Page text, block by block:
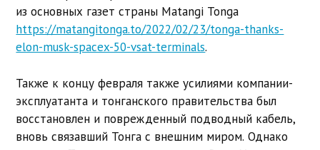
из основных газет страны Matangi Tonga
https://matangitonga.to/2022/02/23/tonga-thanks-
elon-musk-spacex-50-vsat-terminals.
Также к концу февраля также усилиями компании-
эксплуатанта и тонганского правительства был
восстановлен и поврежденный подводный кабель,
вновь связавший Тонга с внешним миром. Однако